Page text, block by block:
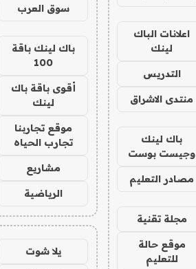
اعلانات الباك
لينك
التدريس
منتدى الاشراق
باك لينك
وجيست بوست
مصادر التعليم
مجلة تقنية
موقع حالة
للتعليم
سوق العرب
باك لينك باقة
100
أقوى باقة باك
لينك
موقع تجاربنا
تجارب الحياه
مشاريع
الرياضية
يلا شوت